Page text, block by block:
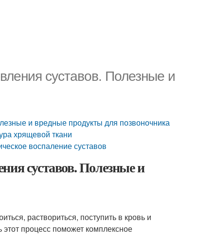
суставов. Полезные и
и вредные продукты для позвоночника
хрящевой ткани
воспаление суставов
суставов. Полезные и
раствориться, поступить в кровь и
этот процесс поможет комплексное